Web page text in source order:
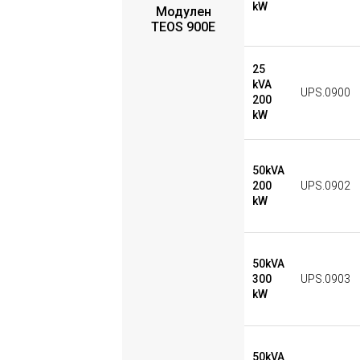
Модулен
TEOS 900E
kW
25
kVA
200
kW
UPS.0900
50kVA
200
kW
UPS.0902
50kVA
300
kW
UPS.0903
50kVA